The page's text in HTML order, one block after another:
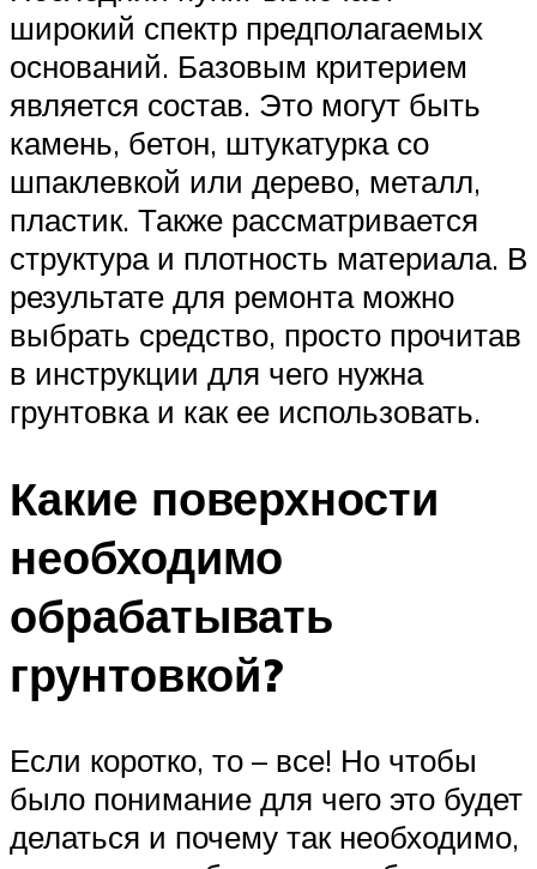
широкий спектр предполагаемых
оснований. Базовым критерием
является состав. Это могут быть
камень, бетон, штукатурка со
шпаклевкой или дерево, металл,
пластик. Также рассматривается
структура и плотность материала. В
результате для ремонта можно
выбрать средство, просто прочитав
в инструкции для чего нужна
грунтовка и как ее использовать.
Какие поверхности
необходимо
обрабатывать
грунтовкой?
Если коротко, то – все! Но чтобы
было понимание для чего это будет
делаться и почему так необходимо,